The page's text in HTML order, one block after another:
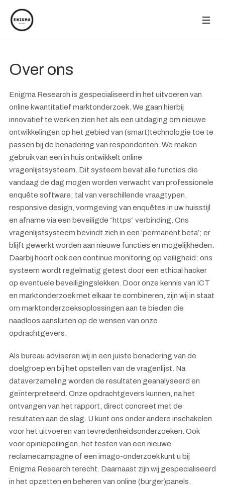
Over ons
Enigma Research is gespecialiseerd in het uitvoeren van
online kwantitatief marktonderzoek. We gaan hierbij
innovatief te werk en zien het als een uitdaging om nieuwe
ontwikkelingen op het gebied van (smart)technologie toe te
passen bij de benadering van respondenten. We maken
gebruik van een in huis ontwikkelt online
vragenlijstsysteem. Dit systeem bevat alle functies die
vandaag de dag mogen worden verwacht van professionele
enquête software; tal van verschillende vraagtypen,
responsive design, vormgeving van enquêtes in uw huisstijl
en afname via een beveiligde “https” verbinding. Ons
vragenlijstsysteem bevindt zich in een ‘permanent beta’; er
blijft gewerkt worden aan nieuwe functies en mogelijkheden.
Daarbij hoort ook een continue monitoring op veiligheid; ons
systeem wordt regelmatig getest door een ethical hacker
op eventuele beveiligingslekken. Door onze kennis van ICT
en marktonderzoek met elkaar te combineren, zijn wij in staat
om marktonderzoeksoplossingen aan te bieden die
naadloos aansluiten op de wensen van onze
opdrachtgevers.
Als bureau adviseren wij in een juiste benadering van de
doelgroep en bij het opstellen van de vragenlijst. Na
dataverzameling worden de resultaten geanalyseerd en
geïnterpreteerd. Onze opdrachtgevers kunnen, na het
ontvangen van het rapport, direct concreet met de
resultaten aan de slag. U kunt ons onder andere inschakelen
voor het uitvoeren van tevredenheidsonderzoeken. Ook
voor opiniepeilingen, het testen van een nieuwe
reclamecampagne of een imago-onderzoek kunt u bij
Enigma Research terecht. Daarnaast zijn wij gespecialiseerd
in het opzetten en beheren van online (burger)panels.